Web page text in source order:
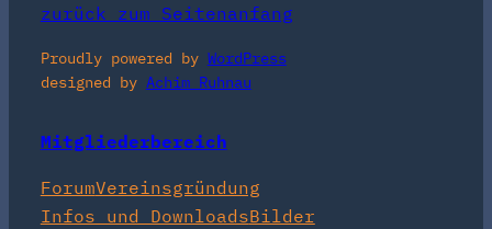
zurück zum Seitenanfang
Proudly powered by WordPress
designed by Achim Ruhnau
Mitgliederbereich
ForumVereinsgründung
Infos und DownloadsBilder